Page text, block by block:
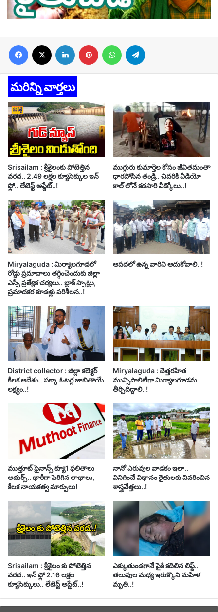
Facebook LinkedIn Pinterest WhatsApp
మరిన్ని వార్తలు
Srisailam : శ్రీశైలంకు పోటెత్తిన
వరద.. 2.49 లక్షల క్యూసెక్కుల ఇన్
ఫ్లో.. లేటెస్ట్ అప్డేట్..!
ముగ్గురు కుమార్తెల కోసం జీవితమంతా
ధారపోసిన తండ్రి.. చివరికి వీడియో
కాల్ లోనే కడసారి వీడ్కోలు..!
Miryalaguda : మిర్యాలగూడలో
రోడ్డు ప్రమాదాలు తగ్గించెందుకు జిల్లా
ఎస్పీ ప్రత్యేక చర్యలు.. బ్లాక్ స్పాట్లు,
ప్రమాదకర కూడళ్లు పరిశీలన..!
ఆపదలో ఉన్న వారిని ఆదుకోవాలి..!
District collector : జిల్లా కలెక్టర్
కీలక ఆదేశం.. పక్కా ఓటర్ల జాబితాయే
లక్ష్యం..!
Miryalaguda : చెత్తరహిత
మున్సిపాలిటీగా మిర్యాలగూడను
తీర్చిదిద్దాలి..!
ముత్తూట్ ఫైనాన్స్ క్యూ1 ఫలితాలు
అదుర్స్.. భారీగా పెరిగిన లాభాలు,
కీలక నాయకత్వ మార్పులు!
నానో ఎరువుల వాడకం ఇలా..
వినిగించే విధానం రైతులకు వివరించిన
శాస్త్రవేత్తలు..!
Srisailam : శ్రీశైలం కు పోటెత్తిన
వరద.. ఇన్ ఫ్లో 2.16 లక్షల
క్యూసెక్కులు.. లేటెస్ట్ అప్డేట్..!
ఎక్కుతుండగానే పైకి కదిలిన లిఫ్ట్‌..
తలుపుల మధ్య ఇరుక్కొని మహిళ
మృతి..!